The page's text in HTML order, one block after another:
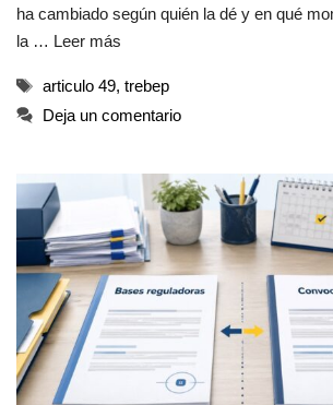
ha cambiado según quién la dé y en qué
la … Leer más
Etiquetas
articulo 49, trebep
Deja un comentario